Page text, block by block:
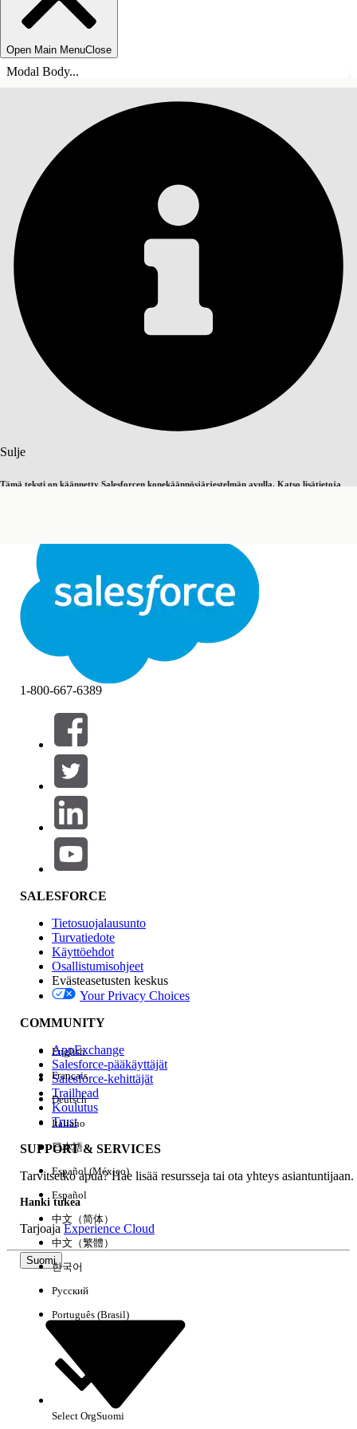
Open Main MenuClose
Modal Body...
Sulje
Tämä teksti on käännetty Salesforcen konekäännösjärjestelmän avulla. Katso lisätietoja
Sulje
SISÄLLYSLUETTELO
Suodattimet (0)
VALITSE SUODATTIMET
Tuotealue
Ominaisuuden vaikutus
Edition
Kokemus
Tyhjennä kaikki Valmis
1-800-667-6389
SALESFORCE
Tietosuojalausunto
Turvatiedote
Käyttöehdot
Osallistumisohjeet
Evästeasetusten keskus
Your Privacy Choices
COMMUNITY
AppExchange
Salesforce-pääkäyttäjät
Salesforce-kehittäjät
Trailhead
Koulutus
Trust
SUPPORT & SERVICES
Tarvitsetko apua? Hae lisää resursseja tai ota yhteys asiantuntijaan.
Hanki tukea
TarjoajaExperience Cloud
Suomi
English
Français
Deutsch
Italiano
日本語
Español (México)
Español
中文（简体）
中文（繁體）
한국어
Русский
Português (Brasil)
Select OrgSuomi